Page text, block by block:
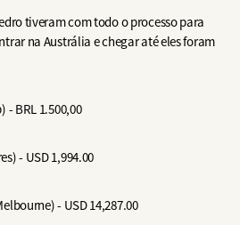
tiveram com todo o processo para
na Austrália e chegar até eles foram
- BRL 1.500,00
- USD 1,994.00
- USD 14,287.00